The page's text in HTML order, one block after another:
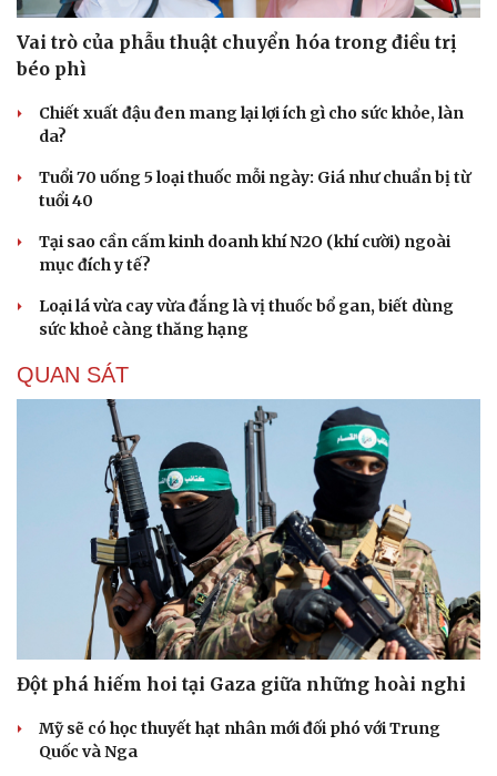
Sân khấu - Điện ảnh
Văn học
Thời trang
Sao Việt
Vai trò của phẫu thuật chuyển hóa trong điều trị
béo phì
Chiết xuất đậu đen mang lại lợi ích gì cho sức khỏe, làn
da?
Tuổi 70 uống 5 loại thuốc mỗi ngày: Giá như chuẩn bị từ
tuổi 40
Tại sao cần cấm kinh doanh khí N2O (khí cười) ngoài
mục đích y tế?
Loại lá vừa cay vừa đắng là vị thuốc bổ gan, biết dùng
sức khoẻ càng thăng hạng
QUAN SÁT
Đột phá hiếm hoi tại Gaza giữa những hoài nghi
Mỹ sẽ có học thuyết hạt nhân mới đối phó với Trung
Quốc và Nga